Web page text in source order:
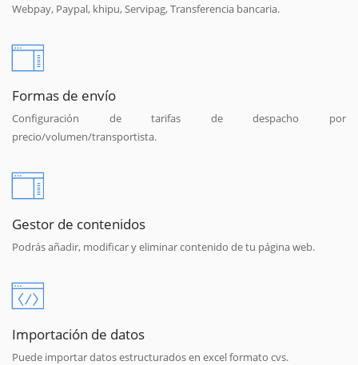
Webpay, Paypal, khipu, Servipag, Transferencia bancaria.
Formas de envío
Configuración de tarifas de despacho por
precio/volumen/transportista.
Gestor de contenidos
Podrás añadir, modificar y eliminar contenido de tu página web.
Importación de datos
Puede importar datos estructurados en excel formato cvs.